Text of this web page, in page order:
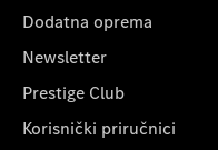
Dodatna oprema
Newsletter
Prestige Club
Korisnički priručnici